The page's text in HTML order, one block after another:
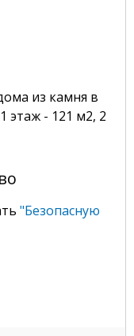
из камня в
этаж - 121 м2, 2
"Безопасную